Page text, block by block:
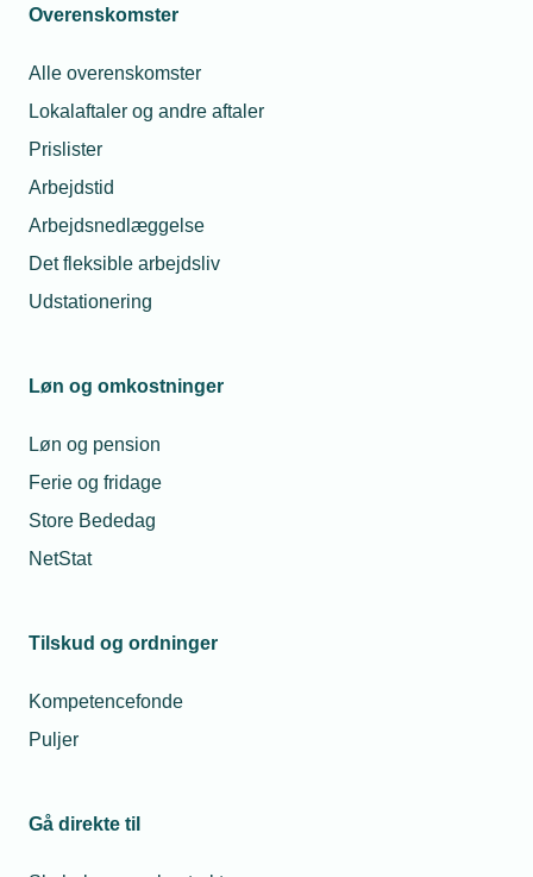
Overenskomster
Alle overenskomster
Lokalaftaler og andre aftaler
Prislister
Arbejdstid
Arbejdsnedlæggelse
Det fleksible arbejdsliv
Udstationering
Løn og omkostninger
Løn og pension
Ferie og fridage
Store Bededag
NetStat
Tilskud og ordninger
Kompetencefonde
Puljer
Gå direkte til
Kursuskataloger til at understøtte virksomhedens
Videregående uddannelser
EPX - Den erhvervs- og professionsrettede
studentereksamen
Vidensportal for el- og vvs-branchen
Efteruddannelse og tilskud
Efteruddannelse og
Der er mange muligheder for
uanset hvilken uddannelsesmæssig